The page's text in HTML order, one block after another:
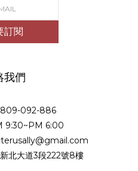
訂閱
我們
092-886
9:30~PM 6:00
北大道3段222號8樓